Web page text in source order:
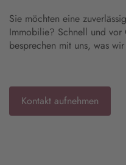
Sie möchten eine
Immobilie? Schnell und vor
besprechen mit uns, was
Kontakt aufnehmen